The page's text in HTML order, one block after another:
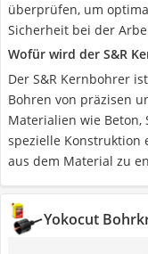
überprüfen, um
Sicherheit bei der
Wofür wird der S&R
Der S&R Kernbohrer
Bohren von präzisen
Materialien wie
spezielle Konstruktion
aus dem Material zu
Yokocut